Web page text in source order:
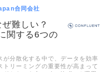
合同会社
ぜ難しい？
関する6つの
が分散化する中で、データを効率
リーミングの重要性が高まって